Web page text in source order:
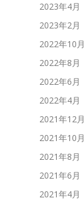
2023年4月
2023年2月
2022年10月
2022年8月
2022年6月
2022年4月
2021年12月
2021年10月
2021年8月
2021年6月
2021年4月